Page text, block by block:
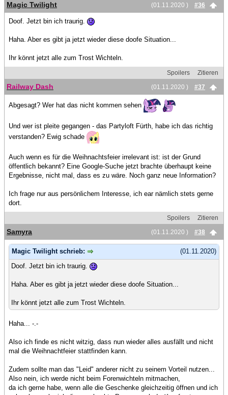
(01.11.2020 )
#36
Magic Twilight
Doof. Jetzt bin ich traurig.
Haha. Aber es gibt ja jetzt wieder diese doofe Situation...
Ihr könnt jetzt alle zum Trost Wichteln.
Spoilers
Zitieren
(01.11.2020 )
#37
Railway Dash
Abgesagt? Wer hat das nicht kommen sehen
Und wer ist pleite gegangen - das Partyloft Fürth, habe ich das richtig
verstanden? Ewig schade
Auch wenn es für die Weihnachtsfeier irrelevant ist: ist der Grund
öffentlich bekannt? Eine Google-Suche jetzt brachte überhaupt keine
Ergebnisse, nicht mal, dass es zu wäre. Noch ganz neue Information?
Ich frage nur aus persönlichem Interesse, ich ear nämlich stets gerne
dort.
Spoilers
Zitieren
(01.11.2020 )
#38
Samyra
(01.11.2020)
Magic Twilight schrieb:
Doof. Jetzt bin ich traurig.
Haha. Aber es gibt ja jetzt wieder diese doofe Situation...
Ihr könnt jetzt alle zum Trost Wichteln.
Haha... -.-
Also ich finde es nicht witzig, dass nun wieder alles ausfällt und nicht
mal die Weihnachtfeier stattfinden kann.
Zudem sollte man das "Leid" anderer nicht zu seinem Vorteil nutzen...
Also nein, ich werde nicht beim Forenwichteln mitmachen,
da ich gerne habe, wenn alle die Geschenke gleichzeitig öffnen und ich